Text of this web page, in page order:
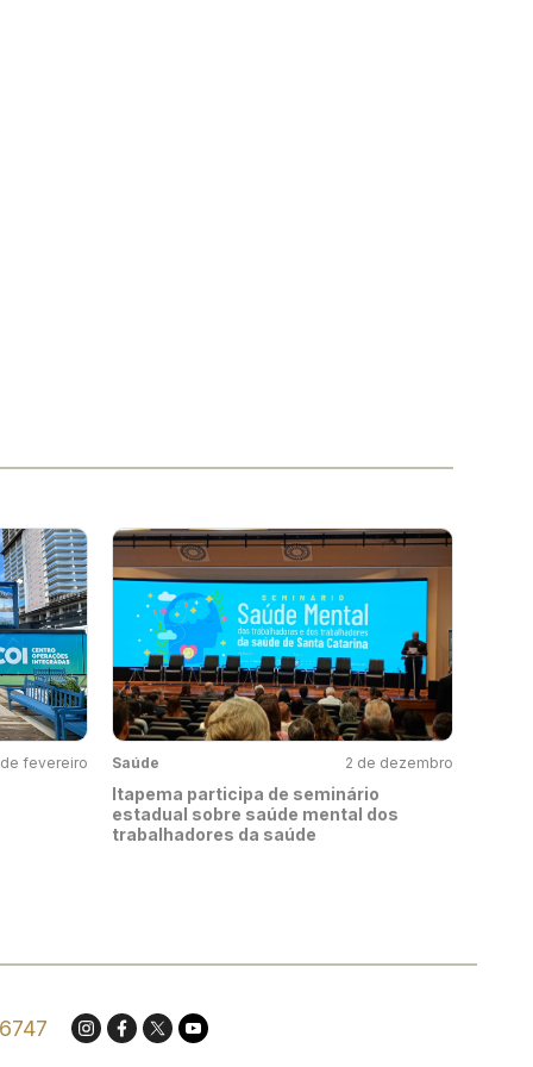
fevereiro Saúde 2 de dezembro
Itapema participa de seminário
estadual sobre saúde mental dos
trabalhadores da saúde